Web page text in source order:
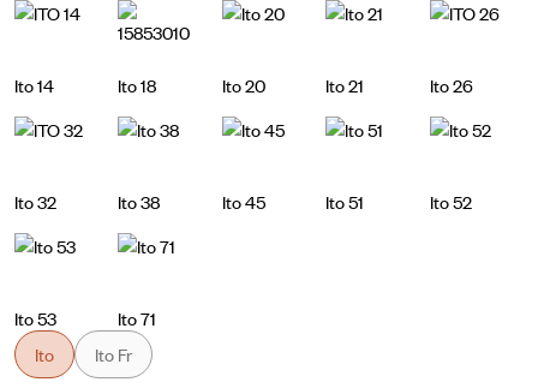
Ito 14 Ito 18 Ito 20 Ito 21 Ito 26
Ito 32 Ito 38 Ito 45 Ito 51 Ito 52
Ito 53 Ito 71
Ito Ito Fr